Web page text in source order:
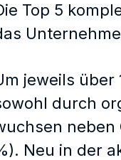
Top 5
jeweils über
durch
neben
Neu in der